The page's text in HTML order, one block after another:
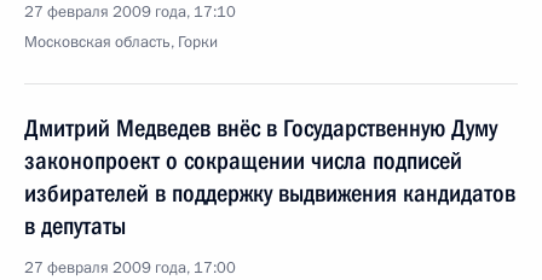
27 февраля 2009 года, 17:10
Московская область, Горки
Дмитрий Медведев внёс в Государственную Думу
законопроект о сокращении числа подписей
избирателей в поддержку выдвижения кандидатов
в депутаты
27 февраля 2009 года, 17:00